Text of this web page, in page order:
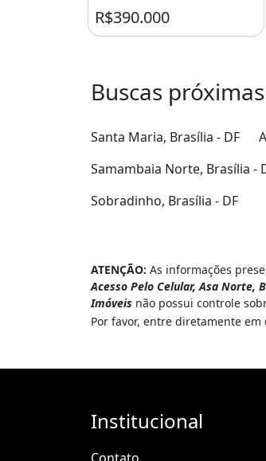
R$390.000
Buscas próximas
Santa Maria, Brasília - DF
Samambaia Norte, Brasília -
Sobradinho, Brasília - DF
ATENÇÃO: As informações
Acesso Pelo Celular, Asa Norte,
Imóveis não possui controle
Por favor, entre diretamente em
Institucional